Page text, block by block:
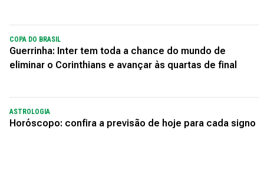
COPA DO BRASIL
Guerrinha: Inter tem toda a chance do mundo de
eliminar o Corinthians e avançar às quartas de final
ASTROLOGIA
Horóscopo: confira a previsão de hoje para cada signo